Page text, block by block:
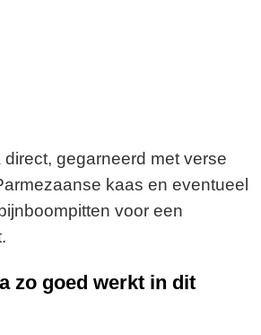
gegarneerd met verse
kaas en eventueel
voor een
zo goed werkt in dit